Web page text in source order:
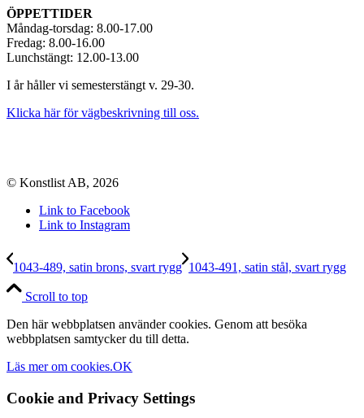
ÖPPETTIDER
Måndag-torsdag: 8.00-17.00
Fredag: 8.00-16.00
Lunchstängt: 12.00-13.00
I år håller vi semesterstängt v. 29-30.
Klicka här för vägbeskrivning till oss.
© Konstlist AB, 2026
Link to Facebook
Link to Instagram
1043-489, satin brons, svart rygg 1043-491, satin stål, svart rygg
Scroll to top
Den här webbplatsen använder cookies. Genom att besöka
webbplatsen samtycker du till detta.
Läs mer om cookies.OK
Cookie and Privacy Settings